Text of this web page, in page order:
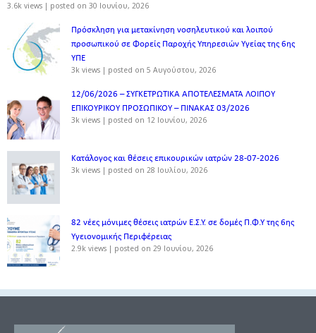
3.6k views | posted on 30 Ιουνίου, 2026
Πρόσκληση για μετακίνηση νοσηλευτικού και λοιπού
προσωπικού σε Φορείς Παροχής Υπηρεσιών Υγείας της 6ης
ΥΠΕ
3k views | posted on 5 Αυγούστου, 2026
12/06/2026 – ΣΥΓΚΕΤΡΩΤΙΚΑ ΑΠΟΤΕΛΕΣΜΑΤΑ ΛΟΙΠΟΥ
ΕΠΙΚΟΥΡΙΚΟΥ ΠΡΟΣΩΠΙΚΟΥ – ΠΙΝΑΚΑΣ 03/2026
3k views | posted on 12 Ιουνίου, 2026
Κατάλογος και θέσεις επικουρικών ιατρών 28-07-2026
3k views | posted on 28 Ιουλίου, 2026
82 νέες μόνιμες θέσεις ιατρών Ε.Σ.Υ. σε δομές Π.Φ.Υ της 6ης
Υγειονομικής Περιφέρειας
2.9k views | posted on 29 Ιουνίου, 2026